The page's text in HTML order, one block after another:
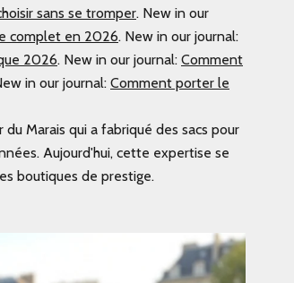
sans se tromper. New in our
complet en 2026. New in our journal:
2026. New in our journal: Comment
in our journal: Comment porter le
Marais qui a fabriqué des sacs pour
Aujourd'hui, cette expertise se
boutiques de prestige.